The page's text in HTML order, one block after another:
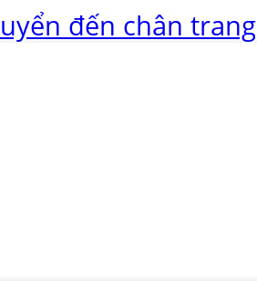
đến chân trang